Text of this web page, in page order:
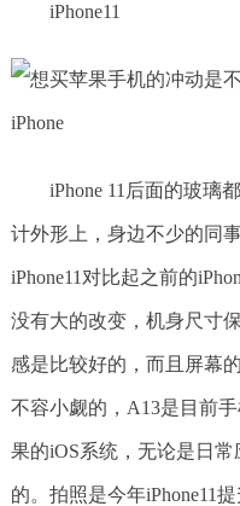
iPhone11
iPhone 11后面的玻璃
计外形上，身边不少的同
iPhone11对比起之前的
没有大的改变，机身尺寸
感是比较好的，而且屏幕
不容小觑的，A13是目前
果的iOS系统，无论是日
的。拍照是今年iPhone11